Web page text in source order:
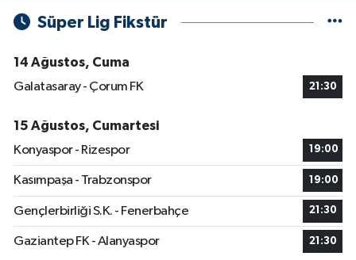
Süper Lig Fikstür
14 Ağustos, Cuma
Galatasaray - Çorum FK
21:30
15 Ağustos, Cumartesi
Konyaspor - Rizespor
19:00
Kasımpaşa - Trabzonspor 19:00
Gençlerbirliği S.K. - Fenerbahçe 21:30
Gaziantep FK - Alanyaspor 21:30